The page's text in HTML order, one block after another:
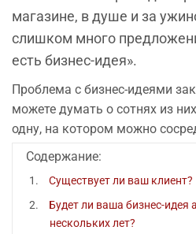
магазине, в душе и за
слишком много
есть бизнес-идея».
Проблема с бизнес-идеями
можете думать о сотнях из
одну, на котором можно
Содержание:
Существует ли ваш клиент?
Будет ли ваша бизнес-идея
нескольких лет?